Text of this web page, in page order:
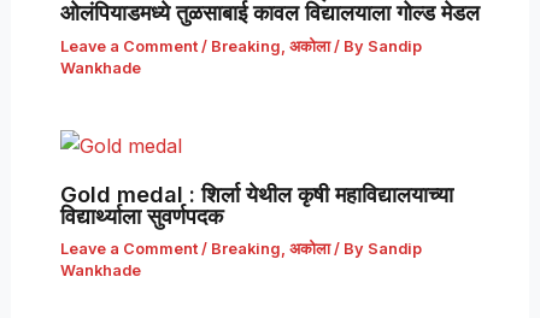
ओलंपियाडमध्ये तुळसाबाई कावल विद्यालयाला गोल्ड मेडल
Leave a Comment / Breaking अकोला/ By Sandip
Wankhade
Gold medal : शिर्ला येथील कृषी महाविद्यालयाच्या
विद्यार्थ्याला सुवर्णपदक
Leave a Comment / Breaking, अकोला/ By Sandip
Wankhade